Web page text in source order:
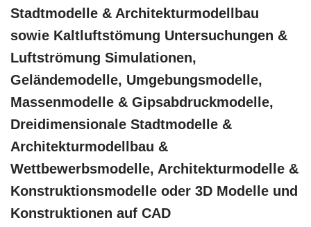
Stadtmodelle & Architekturmodellbau
sowie Kaltluftstömung Untersuchungen &
Luftströmung Simulationen,
Geländemodelle, Umgebungsmodelle,
Massenmodelle & Gipsabdruckmodelle,
Dreidimensionale Stadtmodelle &
Architekturmodellbau &
Wettbewerbsmodelle, Architekturmodelle &
Konstruktionsmodelle oder 3D Modelle und
Konstruktionen auf CAD